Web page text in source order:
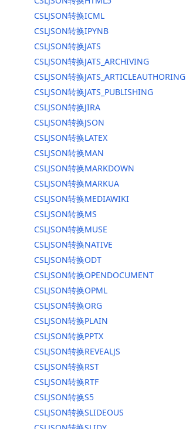
CSLJSON转换ICML
CSLJSON转换IPYNB
CSLJSON转换JATS
CSLJSON转换JATS_ARCHIVING
CSLJSON转换JATS_ARTICLEAUTHORING
CSLJSON转换JATS_PUBLISHING
CSLJSON转换JIRA
CSLJSON转换JSON
CSLJSON转换LATEX
CSLJSON转换MAN
CSLJSON转换MARKDOWN
CSLJSON转换MARKUA
CSLJSON转换MEDIAWIKI
CSLJSON转换MS
CSLJSON转换MUSE
CSLJSON转换NATIVE
CSLJSON转换ODT
CSLJSON转换OPENDOCUMENT
CSLJSON转换OPML
CSLJSON转换ORG
CSLJSON转换PLAIN
CSLJSON转换PPTX
CSLJSON转换REVEALJS
CSLJSON转换RST
CSLJSON转换RTF
CSLJSON转换S5
CSLJSON转换SLIDEOUS